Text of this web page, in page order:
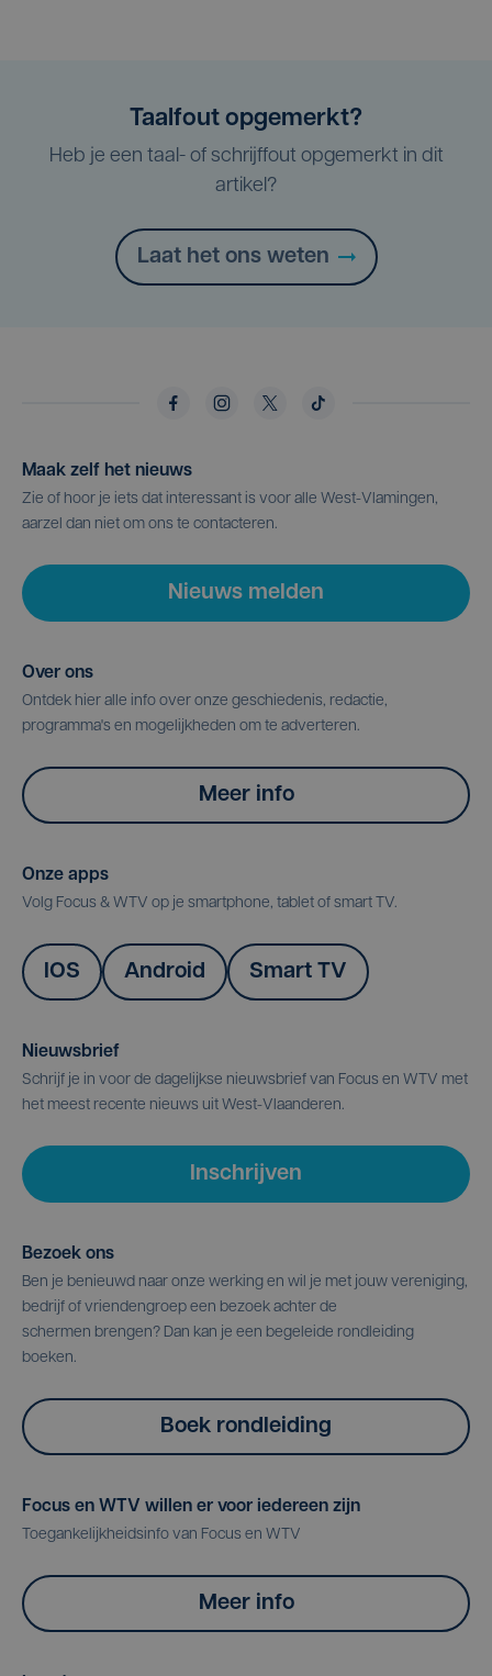
Taalfout opgemerkt?
Heb je een taal- of schrijffout opgemerkt in dit
artikel?
Laat het ons weten
Maak zelf het nieuws
Zie of hoor je iets dat interessant is voor alle West-Vlamingen,
aarzel dan niet om ons te contacteren.
Nieuws melden
Over ons
Ontdek hier alle info over onze geschiedenis, redactie,
programma's en mogelijkheden om te adverteren.
Meer info
Onze apps
Volg Focus & WTV op je smartphone, tablet of smart TV.
IOS Android Smart TV
Nieuwsbrief
Schrijf je in voor de dagelijkse nieuwsbrief van Focus en WTV met
het meest recente nieuws uit West-Vlaanderen.
Inschrijven
Bezoek ons
Ben je benieuwd naar onze werking en wil je met jouw vereniging,
bedrijf of vriendengroep een bezoek achter de
schermen brengen? Dan kan je een begeleide rondleiding
boeken.
Boek rondleiding
Focus en WTV willen er voor iedereen zijn
Toegankelijkheidsinfo van Focus en WTV
Meer info